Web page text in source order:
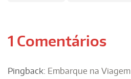
1 Comentários
Pingback: Embarque na Viagem